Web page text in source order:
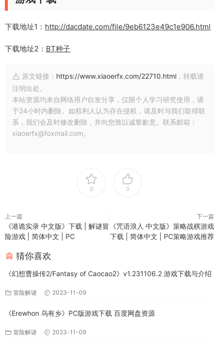
下载地址1： http://dacdate.com/file/9eb6123e49c1e906.html
下载地址2： BT种子
原文链接： https://www.xiaoerfx.com/22710.html ，转载请
注明出处。
本站资源均来自网络用户自发分享，仅限个人学习研究使用，请
于24小时内删除。如权利人认为存在侵权，请及时与我们取得联
系，我们会及时修改删除，并向您致以诚挚歉意。联系邮箱：
xiaoerfx@foxmail.com。
0 0
上一篇
《港诡实录 中文版》下载 | 解谜冒
险游戏 | 简体中文 | PC
下一篇
《咒语浪人 中文版》策略战棋游戏
下载 | 简体中文 | PC策略游戏推荐
猜你喜欢
《幻想曹操传2/Fantasy of Caocao2》v1.231106.2 游戏下载与介绍
冒险解谜 2023-11-09
《Erewhon 乌有乡》PC版游戏下载 百度网盘资源
冒险解谜 2023-11-09